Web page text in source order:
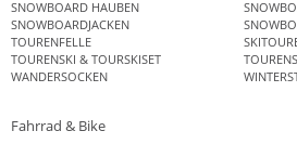
SNOWBOARD HAUBEN
SNOWBOARDJACKEN
TOURENFELLE
TOURENSKI & TOURSKISET
WANDERSOCKEN
Fahrrad & Bike